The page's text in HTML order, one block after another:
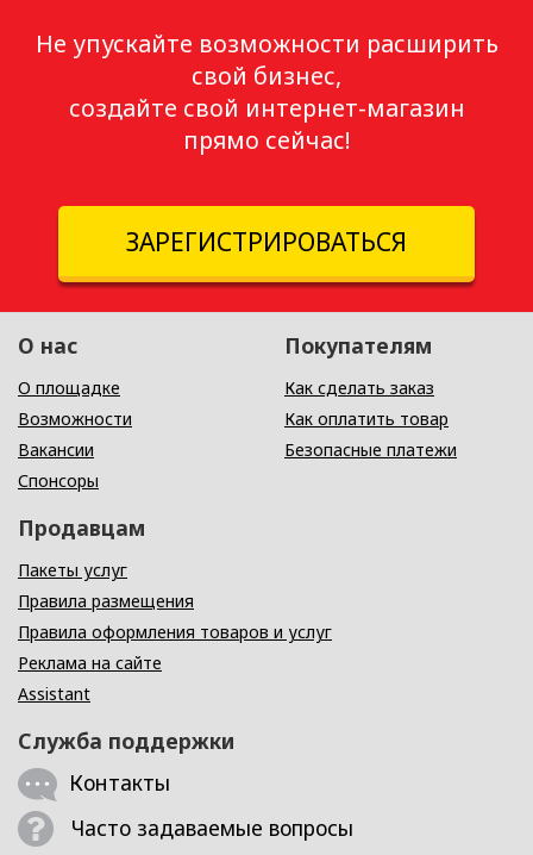
Не упускайте возможности расширить
свой бизнес,
создайте свой интернет-магазин
прямо сейчас!
ЗАРЕГИСТРИРОВАТЬСЯ
О нас
О площадке
Возможности
Вакансии
Спонсоры
Покупателям
Как сделать заказ
Как оплатить товар
Безопасные платежи
Продавцам
Пакеты услуг
Правила размещения
Правила оформления товаров и услуг
Реклама на сайте
Assistant
Служба поддержки
Контакты
Часто задаваемые вопросы